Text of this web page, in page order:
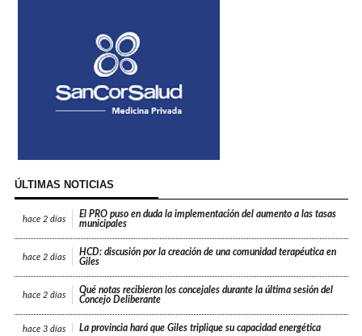
ÚLTIMAS NOTICIAS
hace 2 días
El PRO puso en duda la implementación del aumento a las tasas
municipales
hace 2 días
HCD: discusión por la creación de una comunidad terapéutica en
Giles
hace 2 días
Qué notas recibieron los concejales durante la última sesión del
Concejo Deliberante
hace 3 días La provincia hará que Giles triplique su capacidad energética